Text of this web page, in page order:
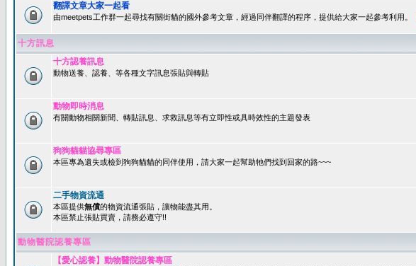
翻譯文章大家一起看
由meetpets工作群一起尋找有關街貓的國外參考文章，經過同伴翻譯的程序，提供給大家一起參考利用。
十方訊息
十方認養訊息
動物送養、認養、等各種文字訊息張貼與轉貼
動物即時消息
有關動物相關新聞、轉貼訊息、求救訊息等有立即性或具時效性的主題發表
狗狗貓貓協尋專區
本區專為遺失或檢到狗狗貓貓的同伴使用，請大家一起幫助牠們找到回家的路~~~
二手物資流通
本區提供無償的物資流通張貼，讓物能盡其用。
本區禁止張貼買賣，請務必遵守!!
動物醫院認養專區
【愛心認養】動物醫院認養專區